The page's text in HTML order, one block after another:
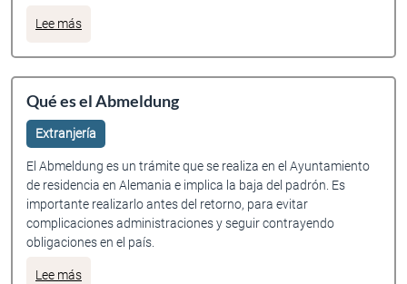
Lee mássobre Retornar con pareja de la UE
Qué es el Abmeldung
Extranjería
El Abmeldung es un trámite que se realiza en el Ayuntamiento
de residencia en Alemania e implica la baja del padrón. Es
importante realizarlo antes del retorno, para evitar
complicaciones administraciones y seguir contrayendo
obligaciones en el país.
Lee mássobre Qué es el Abmeldung